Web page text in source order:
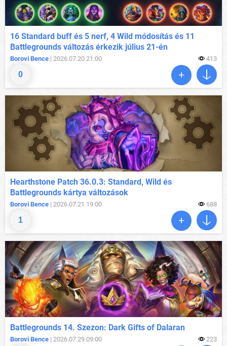
0
16 Standard buff és 5 nerf, 4 Wild módosítás és 11
Battlegrounds változás érkezik július 21-én
Borovi Bence | 2026.07.20 21:00 413
1
Hearthstone Patch 36.0.3: Standard, Wild és
Battlegrounds kártya változások
Borovi Bence | 2026.07.21 19:00 688
Battlegrounds 14. Szezon: Dark Gifts of Dalaran
Borovi Bence | 2026.07.29 09:00 223